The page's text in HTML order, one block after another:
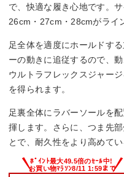
で、快適な履き心地です。
26cm・27cm・28cmがライ
足全体を適度にホールドす
ーの動きに追従するので、
ウルトラフレックスジャー
を得られます。
足裏全体にラバーソールを
揮します。さらに、つま先
とで、耐久性をより高めて